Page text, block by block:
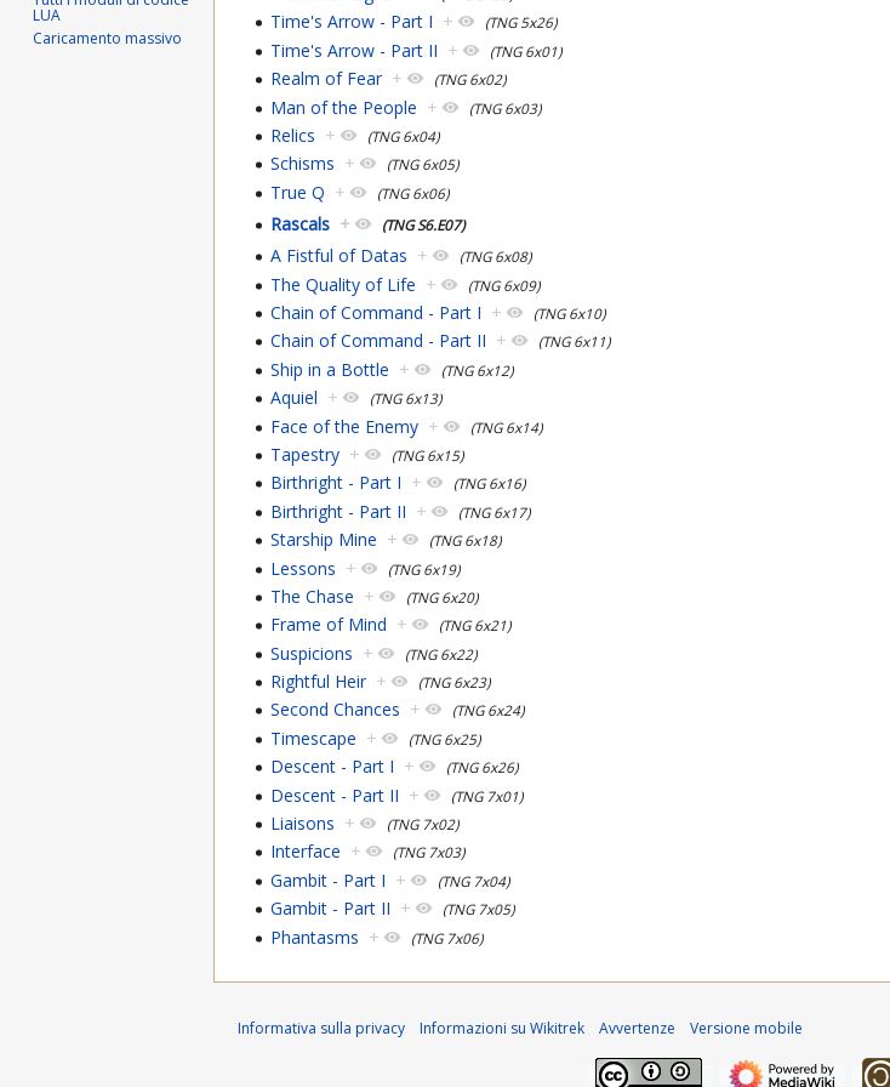
Time's Arrow - Part I + (TNG 5x26)
Time's Arrow - Part II + (TNG 6x01)
Realm of Fear + (TNG 6x02)
Man of the People + (TNG 6x03)
Relics + (TNG 6x04)
Schisms + (TNG 6x05)
True Q + (TNG 6x06)
Rascals + (TNG S6.E07)
A Fistful of Datas + (TNG 6x08)
The Quality of Life + (TNG 6x09)
Chain of Command - Part I + (TNG 6x10)
Chain of Command - Part II + (TNG 6x11)
Ship in a Bottle + (TNG 6x12)
Aquiel + (TNG 6x13)
Face of the Enemy + (TNG 6x14)
Tapestry + (TNG 6x15)
Birthright - Part I + (TNG 6x16)
Birthright - Part II + (TNG 6x17)
Starship Mine + (TNG 6x18)
Lessons + (TNG 6x19)
The Chase + (TNG 6x20)
Frame of Mind + (TNG 6x21)
Suspicions + (TNG 6x22)
Rightful Heir + (TNG 6x23)
Second Chances + (TNG 6x24)
Timescape + (TNG 6x25)
Descent - Part I + (TNG 6x26)
Descent - Part II + (TNG 7x01)
Liaisons + (TNG 7x02)
Interface + (TNG 7x03)
Gambit - Part I + (TNG 7x04)
Gambit - Part II + (TNG 7x05)
Phantasms + (TNG 7x06)
LUA
Caricamento massivo
Informativa sulla privacy Informazioni su Wikitrek Avvertenze Versione mobile